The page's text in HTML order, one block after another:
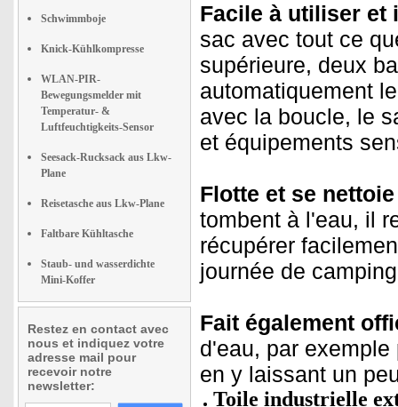
Schwimmboje
Knick-Kühlkompresse
WLAN-PIR-
Bewegungsmelder mit
Temperatur- &
Luftfeuchtigkeits-Sensor
Seesack-Rucksack aus Lkw-
Plane
Reisetasche aus Lkw-Plane
Faltbare Kühltasche
Staub- und wasserdichte
Mini-Koffer
Restez en contact avec
nous et indiquez votre
adresse mail pour
recevoir notre
newsletter:
Facile à utiliser et
sac avec tout ce
supérieure, deux
automatiquement
avec la boucle, le
et équipements
Flotte et se
tombent à l'eau, il
récupérer
journée de
Fait également
d'eau, par
en y laissant un
Toile industrielle